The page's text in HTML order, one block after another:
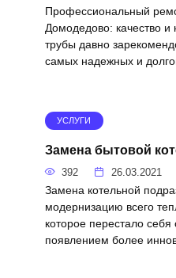
Профессиональный
Домодедово: качество
трубы давно
самых надежных и
УСЛУГИ
Замена бытовой
392 26.03.2021
Замена котельной
модернизацию всего
которое перестало себя
появлением более